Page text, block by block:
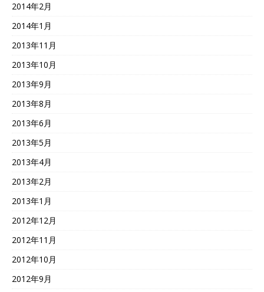
2014年2月
2014年1月
2013年11月
2013年10月
2013年9月
2013年8月
2013年6月
2013年5月
2013年4月
2013年2月
2013年1月
2012年12月
2012年11月
2012年10月
2012年9月